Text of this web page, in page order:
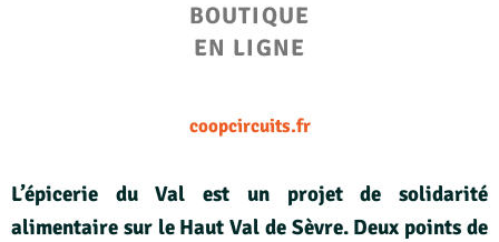
BOUTIQUE
EN LIGNE
coopcircuits.fr
L’épicerie du Val est un projet de solidarité
alimentaire sur le Haut Val de Sèvre. Deux points de